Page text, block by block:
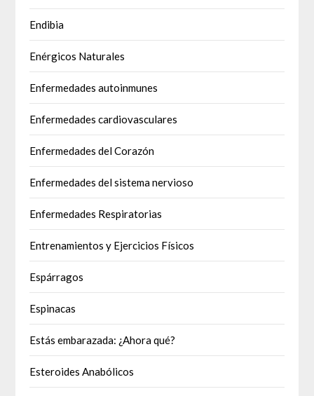
Endibia
Enérgicos Naturales
Enfermedades autoinmunes
Enfermedades cardiovasculares
Enfermedades del Corazón
Enfermedades del sistema nervioso
Enfermedades Respiratorias
Entrenamientos y Ejercicios Físicos
Espárragos
Espinacas
Estás embarazada: ¿Ahora qué?
Esteroides Anabólicos